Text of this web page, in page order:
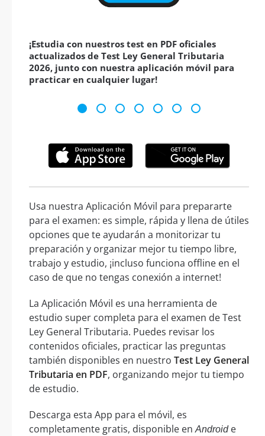
¡Estudia con nuestros test en PDF oficiales
actualizados de Test Ley General Tributaria
2026, junto con nuestra aplicación móvil para
practicar en cualquier lugar!
Usa nuestra Aplicación Móvil para prepararte
para el examen: es simple, rápida y llena de útiles
opciones que te ayudarán a monitorizar tu
preparación y organizar mejor tu tiempo libre,
trabajo y estudio, ¡incluso funciona offline en el
caso de que no tengas conexión a internet!
La Aplicación Móvil es una herramienta de
estudio super completa para el examen de Test
Ley General Tributaria. Puedes revisar los
contenidos oficiales, practicar las preguntas
también disponibles en nuestro Test Ley General
Tributaria en PDF, organizando mejor tu tiempo
de estudio.
Descarga esta App para el móvil, es
completamente gratis, disponible enAndroide